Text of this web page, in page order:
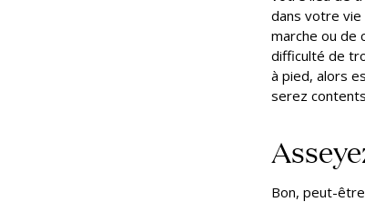
dans votre
marche ou de
difficulté de
à pied, alors
serez
Bon, peut-